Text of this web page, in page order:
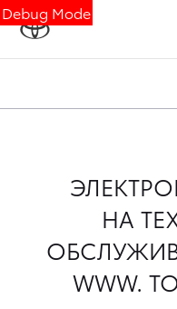
Debug Mode
НА
WWW.